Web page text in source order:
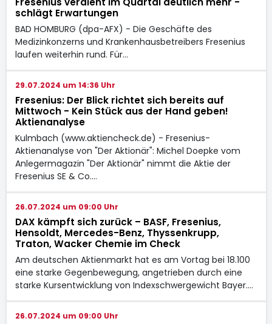
schlägt Erwartungen
BAD HOMBURG (dpa-AFX) - Die Geschäfte des
Medizinkonzerns und Krankenhausbetreibers Fresenius
laufen weiterhin rund. Für…
29.07.2024 um 14:36 Uhr
Fresenius: Der Blick richtet sich bereits auf
Mittwoch - Kein Stück aus der Hand geben!
Aktienanalyse
Kulmbach (www.aktiencheck.de) - Fresenius-
Aktienanalyse von "Der Aktionär": Michel Doepke vom
Anlegermagazin "Der Aktionär" nimmt die Aktie der
Fresenius SE & Co.…
26.07.2024 um 09:00 Uhr
DAX kämpft sich zurück – BASF, Fresenius,
Hensoldt, Mercedes-Benz, Thyssenkrupp,
Traton, Wacker Chemie im Check
Am deutschen Aktienmarkt hat es am Vortag bei 18.100
eine starke Gegenbewegung, angetrieben durch eine
starke Kursentwicklung von Indexschwergewicht Bayer.…
26.07.2024 um 09:00 Uhr